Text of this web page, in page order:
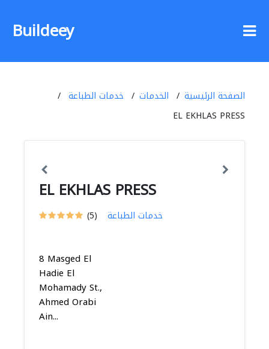
Buildeey
الصفحة الرئيسية الخدمات
خدمات الطباعة
EL EKHLAS PRESS
EL EKHLAS PRESS
(5) خدمات الطباعة
8 Masged El
Hadie El
Mohamady St.,
Ahmed Orabi
Ain...